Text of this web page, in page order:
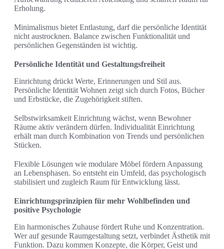
Erholung.
Minimalismus bietet Entlastung, darf die persönliche Identität
nicht austrocknen. Balance zwischen Funktionalität und
persönlichen Gegenständen ist wichtig.
Persönliche Identität und Gestaltungsfreiheit
Einrichtung drückt Werte, Erinnerungen und Stil aus.
Persönliche Identität Wohnen zeigt sich durch Fotos, Bücher
und Erbstücke, die Zugehörigkeit stiften.
Selbstwirksamkeit Einrichtung wächst, wenn Bewohner
Räume aktiv verändern dürfen. Individualität Einrichtung
erhält man durch Kombination von Trends und persönlichen
Stücken.
Flexible Lösungen wie modulare Möbel fördern Anpassung
an Lebensphasen. So entsteht ein Umfeld, das psychologisch
stabilisiert und zugleich Raum für Entwicklung lässt.
Einrichtungsprinzipien für mehr Wohlbefinden und
positive Psychologie
Ein harmonisches Zuhause fördert Ruhe und Konzentration.
Wer auf gesunde Raumgestaltung setzt, verbindet Ästhetik mit
Funktion. Dazu kommen Konzepte, die Körper, Geist und